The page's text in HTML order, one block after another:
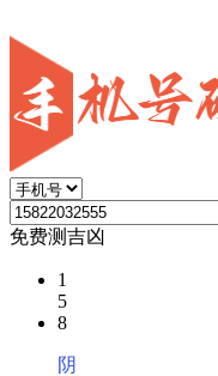
免费测吉凶
1
5
8
阴